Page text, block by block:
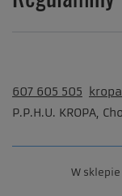
607 605 505
P.P.H.U. KROPA,
W